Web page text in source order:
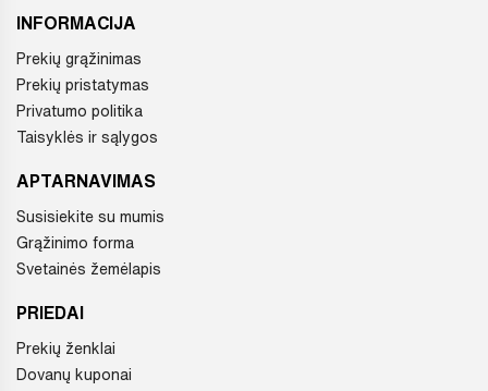
INFORMACIJA
Prekių grąžinimas
Prekių pristatymas
Privatumo politika
Taisyklės ir sąlygos
APTARNAVIMAS
Susisiekite su mumis
Grąžinimo forma
Svetainės žemėlapis
PRIEDAI
Prekių ženklai
Dovanų kuponai